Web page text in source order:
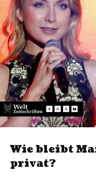
Wie bleibt
privat?